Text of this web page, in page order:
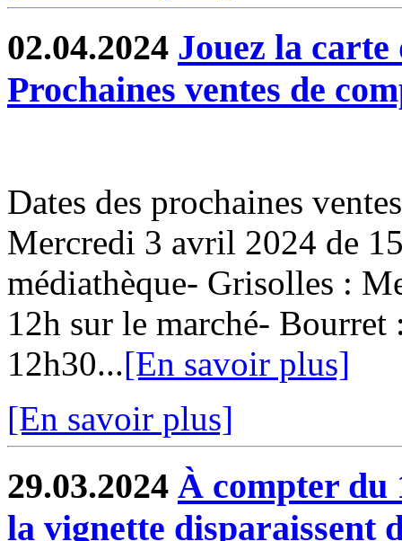
02.04.2024 Jouez la carte
Prochaines ventes de
Dates des prochaines
Mercredi 3 avril 2024 de
médiathèque- Grisolles :
12h sur le marché-
12h30...[En savoir plus]
[En savoir plus]
29.03.2024 À compter du
la vignette disparaissent